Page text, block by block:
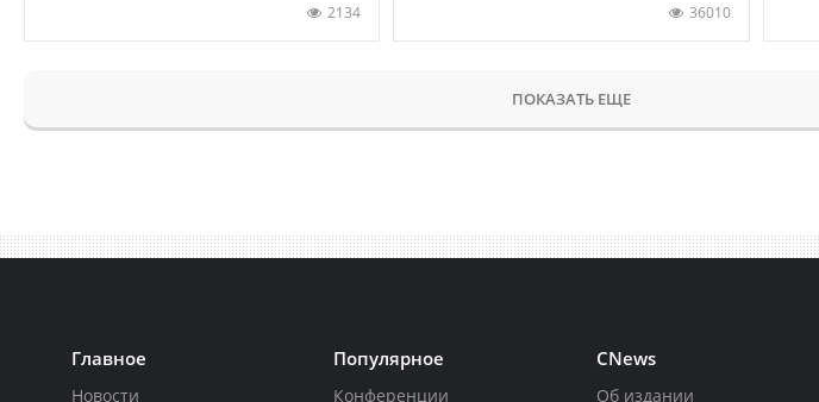
2134 36010
ПОКАЗАТЬ ЕЩЕ
Главное
Новости
Популярное
Конференции
CNews
Об издании